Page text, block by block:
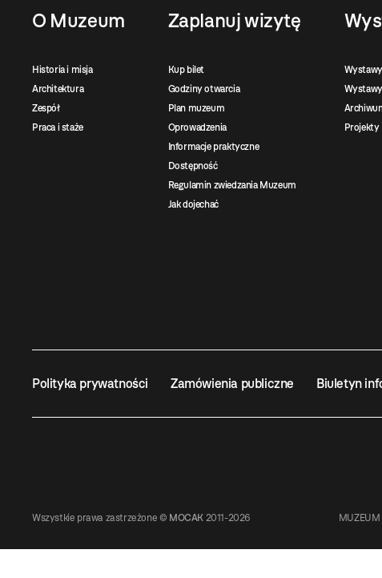
O Muzeum
Historia i misja
Architektura
Zespół
Praca i staże
Zaplanuj wizytę
Kup bilet
Godziny otwarcia
Plan muzeum
Oprowadzenia
Informacje praktyczne
Dostępność
Regulamin zwiedzania Muzeum
Jak dojechać
Projekty
Polityka prywatności Zamówienia publiczne Biuletyn
Wszystkie prawa zastrzeżone © MOCAK 2011-2026 MUZEUM